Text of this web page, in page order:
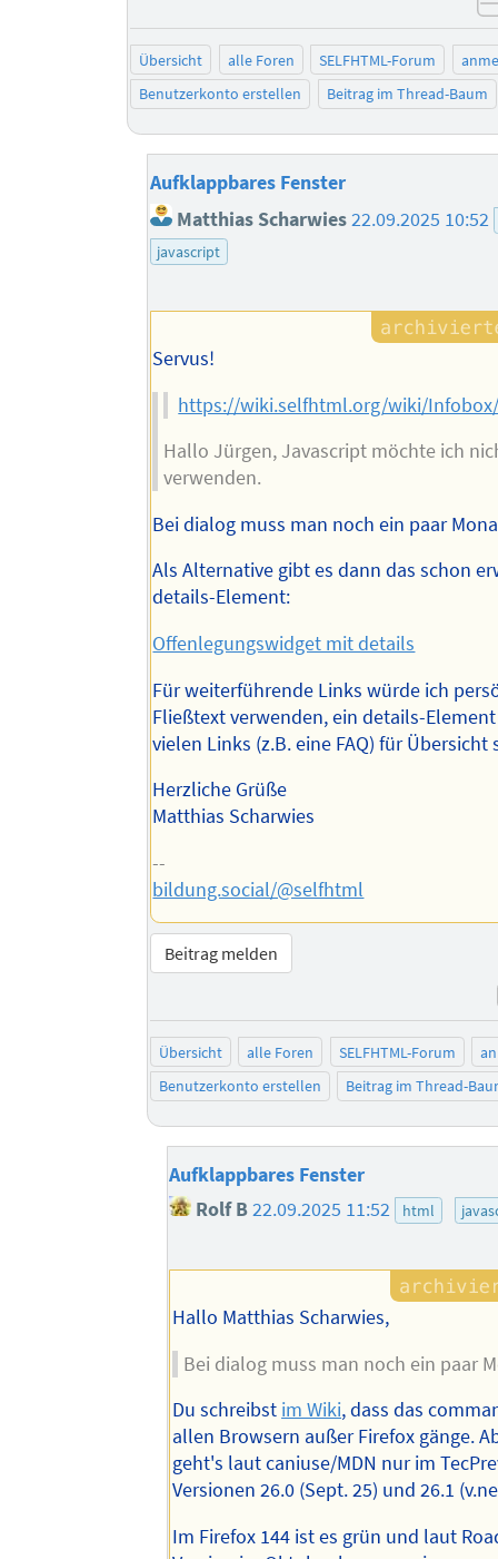
Übersicht alle Foren SELFHTML-Forum
Benutzerkonto erstellen
Beitrag im Thread-Baum
Aufklappbares Fenster
Matthias Scharwies22.09.2025 10:52
javascript
Servus!
https://wiki.selfhtml.org/wiki/Infobox/
Hallo Jürgen, Javascript möchte ich
verwenden.
Bei dialog muss man noch ein paar
Als Alternative gibt es dann das schon
details-Element:
Offenlegungswidget mit details
Für weiterführende Links würde ich
Fließtext verwenden, ein details-
vielen Links (z.B. eine FAQ) für Übersicht
Herzliche Grüße
Matthias Scharwies
--
bildung.social/@selfhtml
Beitrag melden
Übersicht alle Foren SELFHTML-Forum
Benutzerkonto erstellen
Beitrag im Thread-
Aufklappbares Fenster
Rolf B22.09.2025 11:52 html
Hallo Matthias Scharwies,
Bei dialog muss man noch ein paar
Du schreibst im Wiki, dass das
allen Browsern außer Firefox gänge.
geht's laut caniuse/MDN nur im
Versionen 26.0 (Sept. 25) und 26.1
Im Firefox 144 ist es grün und laut